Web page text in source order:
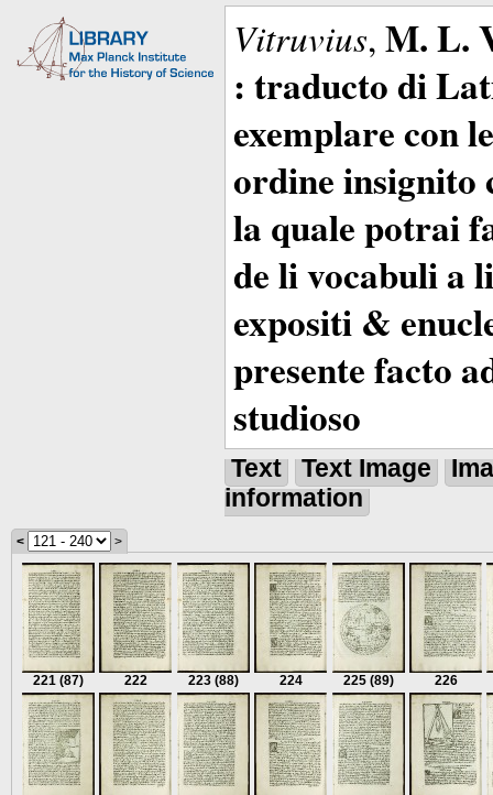
Vitruvius, M. L.
: traducto di
exemplare con
ordine insignito
la quale potrai
de li vocabuli a
expositi &
presente facto
studioso
Text Text Image
information
< >
221 (87) 222 223 (88) 224 225 (89) 226